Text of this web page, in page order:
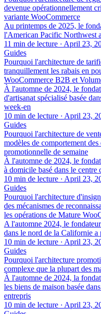
devenue opérationnellement
variante WooCommerce
Au printemps de 2025, le
l'American Pacific Northwest
11 min de lecture · April 23,
Guides
Pourquoi l'architecture de
tranquillement les rabais en
WooCommerce B2B et
À l'automne de 2024, le
d'artisanat spécialisé basée
week-en
10 min de lecture · April 23,
Guides
Pourquoi l'architecture de
modèles de comportement
promotionnelle de semaine
À l'automne de 2024, le
à domicile basé dans le
10 min de lecture · April 23,
Guides
Pourquoi l'architecture
des mécanismes de
les opérations de Mature
A l'automne 2024, le
dans le nord de la Californie a
10 min de lecture · April 23,
Guides
Pourquoi l'architecture
complexe que la plupart des
À l'automne de 2024, la
les biens de maison basée
entrepris
10 min de lecture · April 23,